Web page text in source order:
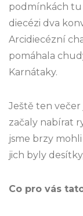
podmínkách tu
diecézi dva
Arcidiecézní
pomáhala
Karnátaky.
Ještě ten večer
začaly nabírat
jsme brzy
jich byly
Co pro vás